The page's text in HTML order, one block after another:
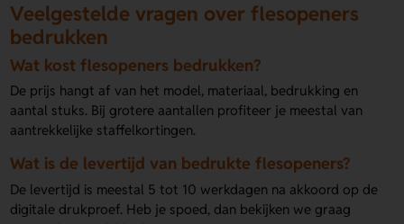
Veelgestelde vragen over flesopeners
bedrukken
Wat kost flesopeners bedrukken?
De prijs hangt af van het model, materiaal, bedrukking en
aantal stuks. Bij grotere aantallen profiteer je meestal van
aantrekkelijke staffelkortingen.
Wat is de levertijd van bedrukte flesopeners?
De levertijd is meestal 5 tot 10 werkdagen na akkoord op de
digitale drukproef. Heb je spoed, dan bekijken we graag